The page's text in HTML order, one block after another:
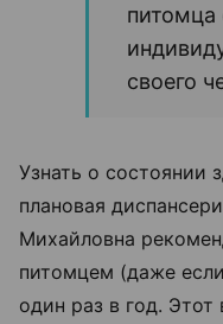
питомца
своего
Узнать о состоянии
плановая
Михайловна
питомцем (даже
один раз в год.